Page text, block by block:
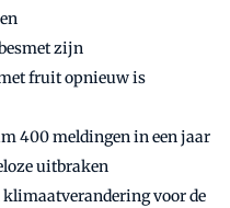
zijn
fruit opnieuw is
400 meldingen in een jaar
uitbraken
klimaatverandering voor de